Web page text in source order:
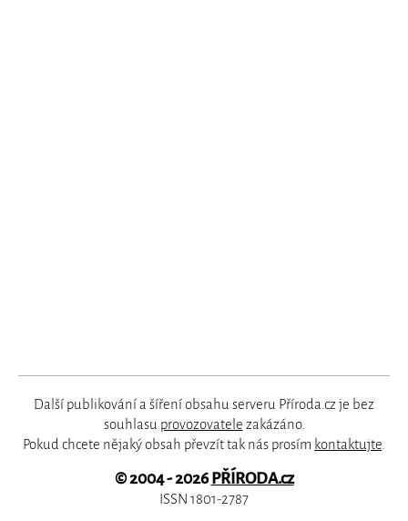
Další publikování a šíření obsahu serveru Příroda.cz je bez
souhlasu provozovatele zakázáno.
Pokud chcete nějaký obsah převzít tak nás prosím kontaktujte
© 2004 - 2026PŘÍRODA.cz
ISSN 1801-2787